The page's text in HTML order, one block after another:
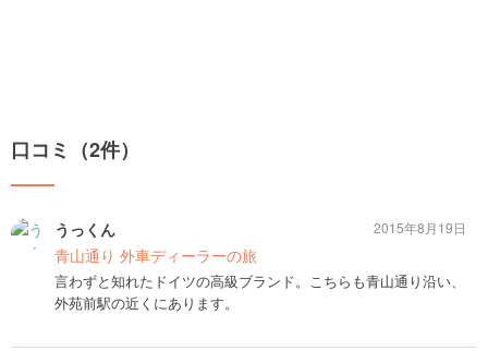
口コミ（2件）
うっくん
青山通り 外車ディーラーの旅
言わずと知れたドイツの高級ブランド。こちらも青山通り沿い、
外苑前駅の近くにあります。
2015年8月19日